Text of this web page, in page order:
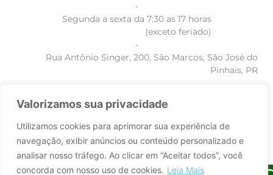
Valorizamos sua privacidade
Utilizamos cookies para aprimorar sua experiência de
navegação, exibir anúncios ou conteúdo personalizado e
analisar nosso tráfego. Ao clicar em “Aceitar todos”, você
concorda com nosso uso de cookies. Leia Mais
-
Segunda a sexta da 7:30 as 17 horas
(exceto feriado)
-
Rua Antônio Singer, 200, São Marcos, São José do
Pinhais, PR